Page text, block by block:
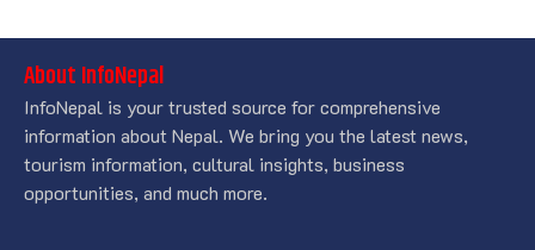
About InfoNepal
InfoNepal is your trusted source for comprehensive
information about Nepal. We bring you the latest news,
tourism information, cultural insights, business
opportunities, and much more.